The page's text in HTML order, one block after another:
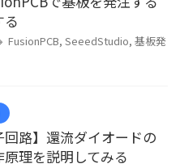
る
FusionPCB, SeeedStudio, 基板発
回路】還流ダイオードの
理を説明してみる